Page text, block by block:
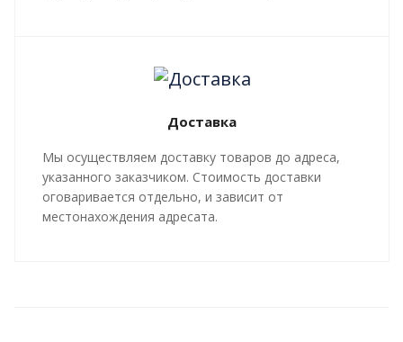
Все работы, производящиеся в рамках
мероприятий по изоляции труб и трубопроводной
и СТ 4937-001-18929664-04.
Доставка
Мы осуществляем доставку товаров до адреса,
указанного заказчиком. Стоимость доставки
оговаривается отдельно, и зависит от
местонахождения адресата.